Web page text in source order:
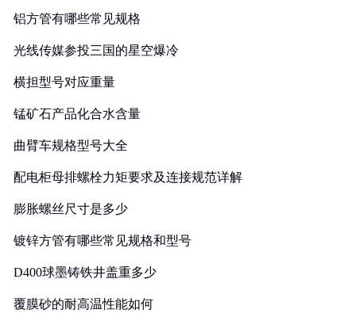
铝方管有哪些常见规格
光线传媒参投三国的星空爆冷
横担型号对应重量
锰矿石产品化合水含量
曲臂车规格型号大全
配电柜母排螺栓力矩要求及连接规范详解
膨胀螺丝尺寸是多少
镀锌方管有哪些常见规格和型号
D400球墨铸铁井盖重多少
覆膜砂的耐高温性能如何